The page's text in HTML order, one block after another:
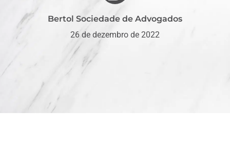
Bertol Sociedade de Advogados
26 de dezembro de 2022